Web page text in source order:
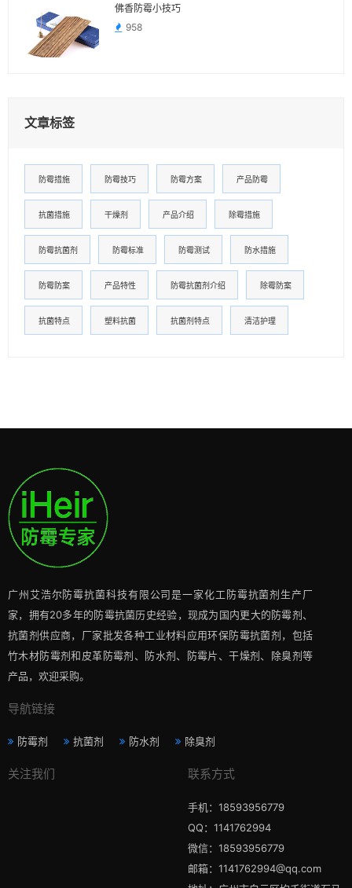
佛香防霉小技巧
958
文章标签
防霉措施 防霉技巧 防霉方案 产品防霉
抗菌措施 干燥剂 产品介绍 除霉措施
防霉抗菌剂 防霉标准 防霉测试 防水措施
防霉防案 产品特性 防霉抗菌剂介绍 除霉防案
抗菌特点 塑料抗菌 抗菌剂特点 清洁护理
广州艾浩尔防霉抗菌科技有限公司是一家化工防霉抗菌剂生产厂
家，拥有20多年的防霉抗菌历史经验，现成为国内更大的防霉剂、
抗菌剂供应商，厂家批发各种工业材料应用环保防霉抗菌剂，包括
竹木材防霉剂和皮革防霉剂、防水剂、防霉片、干燥剂、除臭剂等
产品，欢迎采购。
导航链接
防霉剂 抗菌剂 防水剂 除臭剂
关注我们 联系方式
手机：18593956779
QQ：1141762994
微信：18593956779
邮箱：1141762994@qq.com